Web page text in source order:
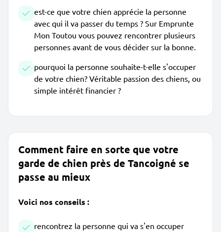
est-ce que votre chien apprécie la personne
avec qui il va passer du temps ? Sur Emprunte
Mon Toutou vous pouvez rencontrer plusieurs
personnes avant de vous décider sur la bonne.
pourquoi la personne souhaite-t-elle s'occuper
de votre chien? Véritable passion des chiens, ou
simple intérêt financier ?
Comment faire en sorte que votre
garde de chien près de Tancoigné se
passe au mieux
Voici nos conseils :
rencontrez la personne qui va s'en occuper